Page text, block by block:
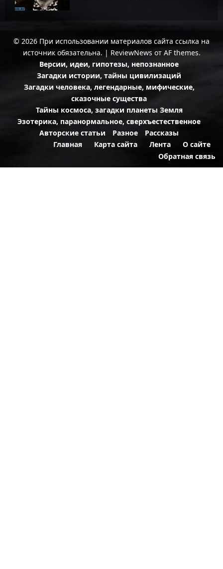
© 2026 При использовании материалов сайта ссылка на
источник обязательна. | ReviewNews от AF themes.
Версии, идеи, гипотезы, непознанное
Загадки истории, тайны цивилизаций
Загадки человека, легендарные, мифические,
сказочные существа
Тайны космоса, загадки планеты Земля
Эзотерика, паранормальное, сверхъестественное
Авторские статьи
Разное
Рассказы
Главная
Карта сайта Лента
О сайте
Обратная связь